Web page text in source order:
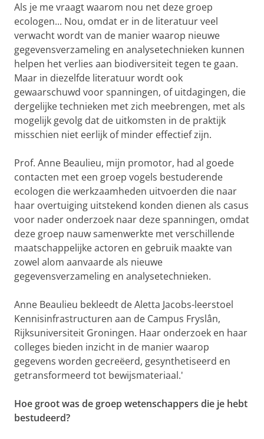
Als je me vraagt waarom nou net deze groep
ecologen... Nou, omdat er in de literatuur veel
verwacht wordt van de manier waarop nieuwe
gegevensverzameling en analysetechnieken kunnen
helpen het verlies aan biodiversiteit tegen te gaan.
Maar in diezelfde literatuur wordt ook
gewaarschuwd voor spanningen, of uitdagingen, die
dergelijke technieken met zich meebrengen, met als
mogelijk gevolg dat de uitkomsten in de praktijk
misschien niet eerlijk of minder effectief zijn.
Prof. Anne Beaulieu, mijn promotor, had al goede
contacten met een groep vogels bestuderende
ecologen die werkzaamheden uitvoerden die naar
haar overtuiging uitstekend konden dienen als casus
voor nader onderzoek naar deze spanningen, omdat
deze groep nauw samenwerkte met verschillende
maatschappelijke actoren en gebruik maakte van
zowel alom aanvaarde als nieuwe
gegevensverzameling en analysetechnieken.
Anne Beaulieu bekleedt de Aletta Jacobs-leerstoel
Kennisinfrastructuren aan de Campus Fryslân,
Rijksuniversiteit Groningen. Haar onderzoek en haar
colleges bieden inzicht in de manier waarop
gegevens worden gecreëerd, gesynthetiseerd en
getransformeerd tot bewijsmateriaal.'
Hoe groot was de groep wetenschappers die je hebt
bestudeerd?